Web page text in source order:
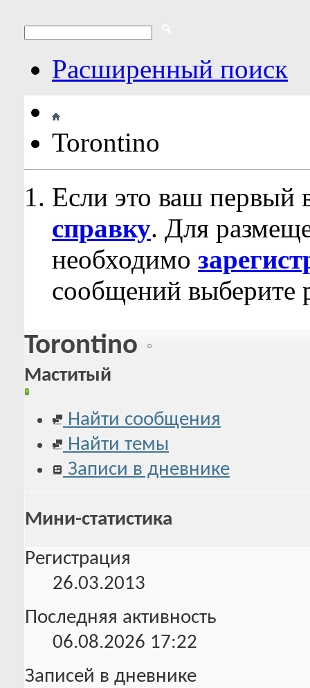
Расширенный поиск
Torontino
Если это ваш первый
справку. Для
необходимо
сообщений выберите
Torontino
Маститый
Найти сообщения
Найти темы
Записи в дневнике
Мини-статистика
Регистрация
26.03.2013
Последняя активность
06.08.2026 17:22
Записей в дневнике